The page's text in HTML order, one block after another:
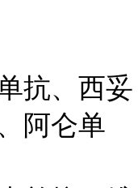
抗、西妥
阿仑单